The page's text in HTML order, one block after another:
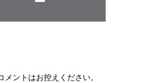
ントはお控えください。